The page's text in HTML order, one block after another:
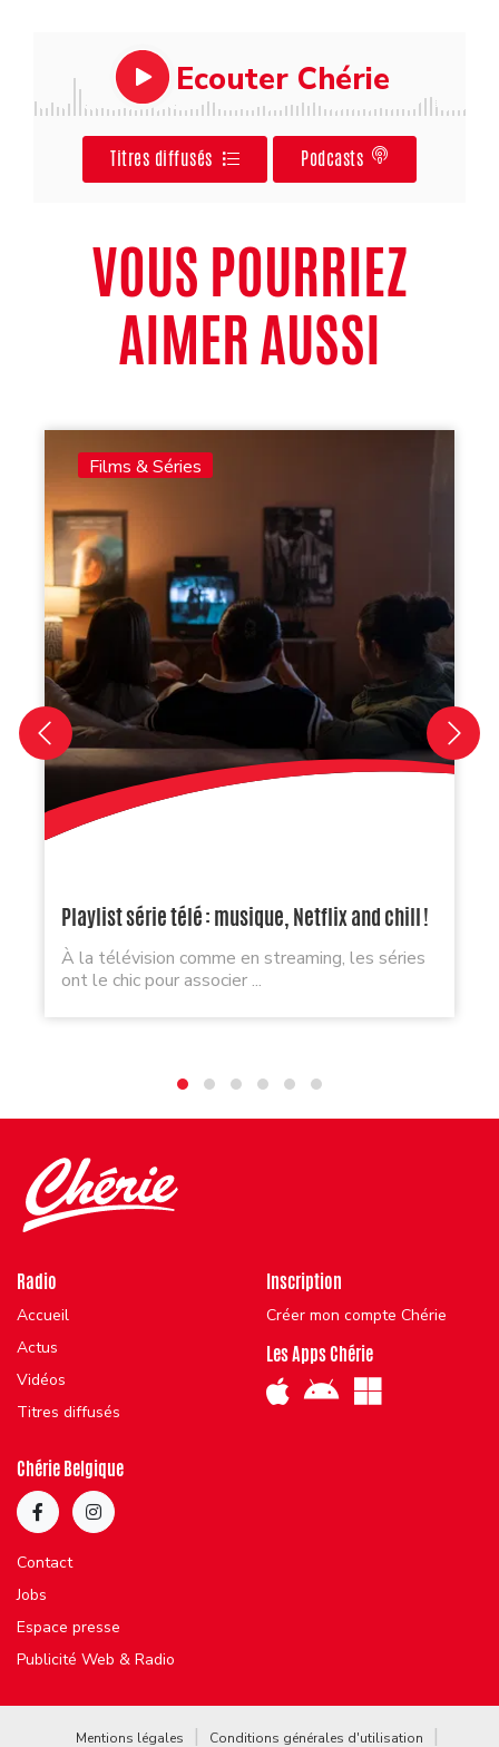
Ecouter Chérie
Titres diffusés Podcasts
VOUS POURRIEZ
AIMER AUSSI
Films & Séries
Playlist série télé : musique, Netflix and chill !
À la télévision comme en streaming, les séries
ont le chic pour associer ...
Radio
Accueil
Actus
Vidéos
Titres diffusés
Inscription
Créer mon compte Chérie
Les Apps Chérie
Chérie Belgique
Contact
Jobs
Espace presse
Publicité Web & Radio
Mentions légales Conditions générales d'utilisation